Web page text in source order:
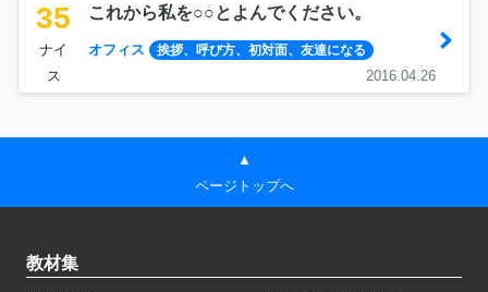
35
ナイ
ス
これから私を○○とよんでください。
オフィス 挨拶、呼び方、初対面、友達になる
2016.04.26
▲
ページトップへ
教材集